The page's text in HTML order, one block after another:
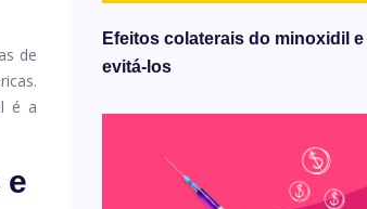
de
é a
e
Efeitos colaterais do minoxidil
evitá-los